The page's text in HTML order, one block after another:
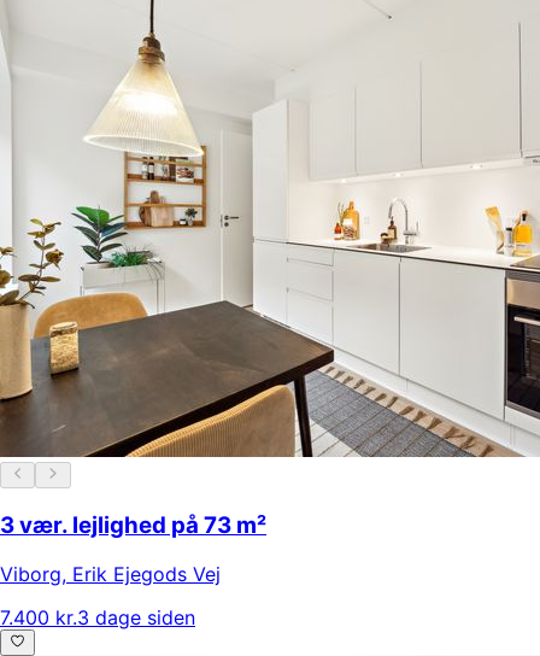
3 vær. lejlighed på 73 m²
Viborg, Erik Ejegods Vej
7.400 kr.3 dage siden